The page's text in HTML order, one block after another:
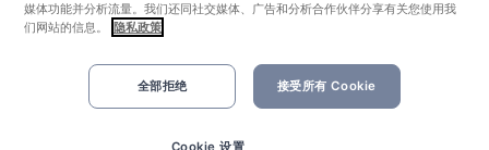
新加坡
媒体功能并分析流量。我们还同社交媒体、广告和分析合作伙伴分享有关您使用我
们网站的信息。
隐私政策
全部拒绝 接受所有 Cookie
Cookie 设置